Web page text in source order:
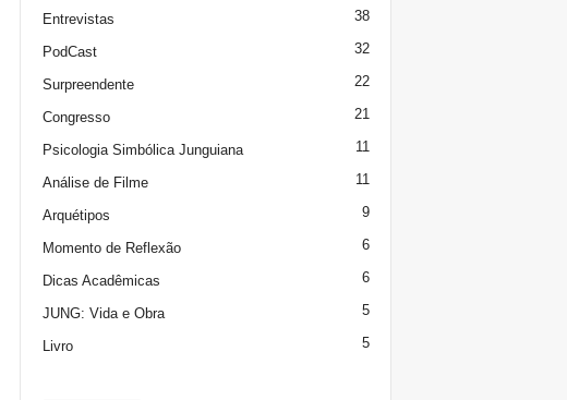
Entrevistas 38
PodCast 32
Surpreendente 22
Congresso 21
Psicologia Simbólica Junguiana 11
Análise de Filme 11
Arquétipos 9
Momento de Reflexão 6
Dicas Acadêmicas 6
JUNG: Vida e Obra 5
Livro 5